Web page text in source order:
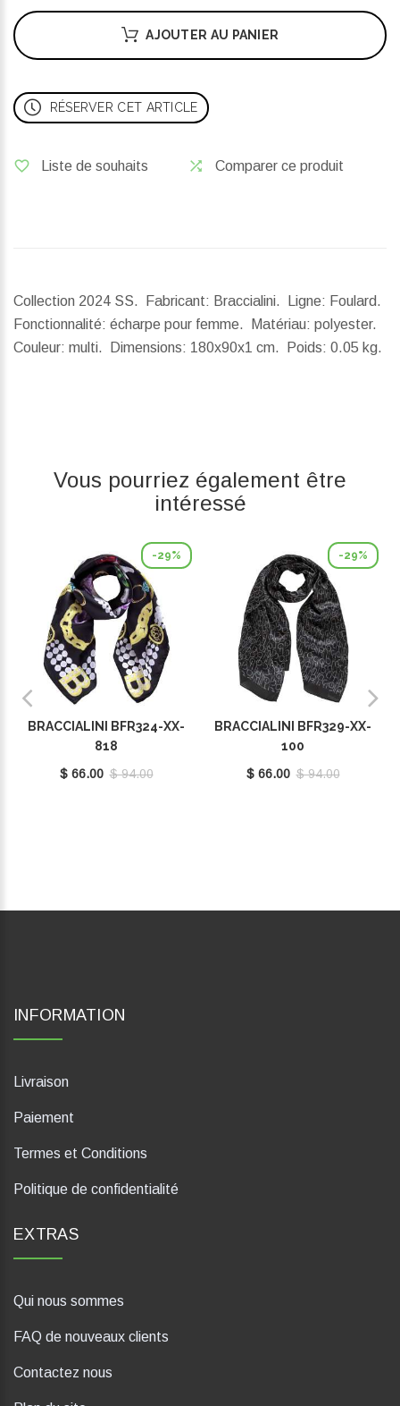
AJOUTER AU PANIER
RÉSERVER CET ARTICLE
Liste de souhaits Comparer ce produit
Collection 2024 SS. Fabricant: Braccialini. Ligne: Foulard.
Fonctionnalité: écharpe pour femme. Matériau: polyester.
Couleur: multi.
Dimensions: 180x90x1 cm. Poids: 0.05 kg.
Vous pourriez également être
intéressé
-29%
BRACCIALINI BFR324-XX-
818
$ 66.00 $ 94.00
-29%
BRACCIALINI BFR329-XX-
100
$ 66.00 $ 94.00
INFORMATION
Livraison
Paiement
Termes et Conditions
Politique de confidentialité
EXTRAS
Qui nous sommes
FAQ de nouveaux clients
Contactez nous